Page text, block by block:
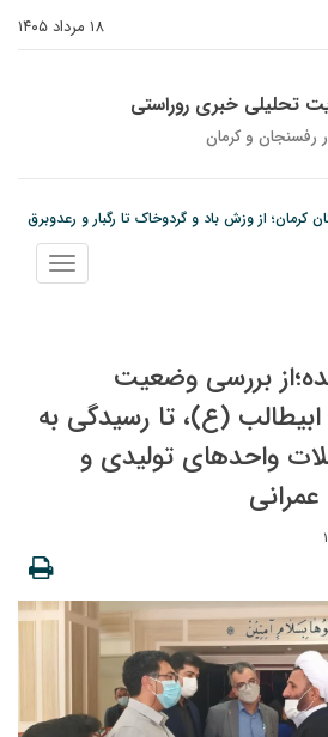
۱۸ مرداد ۱۴۰۵
تحلیلی خبری روراستی
رفسنجان و كرمان
کرمان؛ از وزش باد و گردوخاک تا رگبار و رعدوبرق
نمایش
منو
بررسی وضعیت
(ع)، تا رسیدگی به
واحدهای تولیدی و